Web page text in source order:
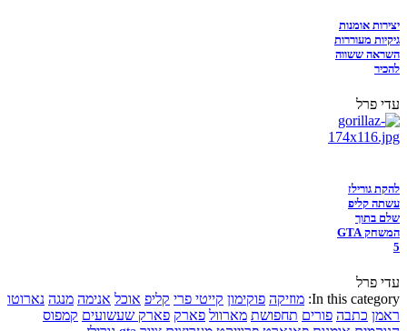
יצירות אומנות
גיקיות מעוררות
השראה ששווה
להכיר
עדי פרל
להקת גורילז
עשתה קליפ
שלם בתוך
המשחק GTA
5
עדי פרל
In this category: מוזיקה פוקימון קייטי פרי קליפ אוכל אנימה מנגה נארוטו
ראמן כתבה פורים תחפושת מארוול פארק פארק שעשועים קמפוס